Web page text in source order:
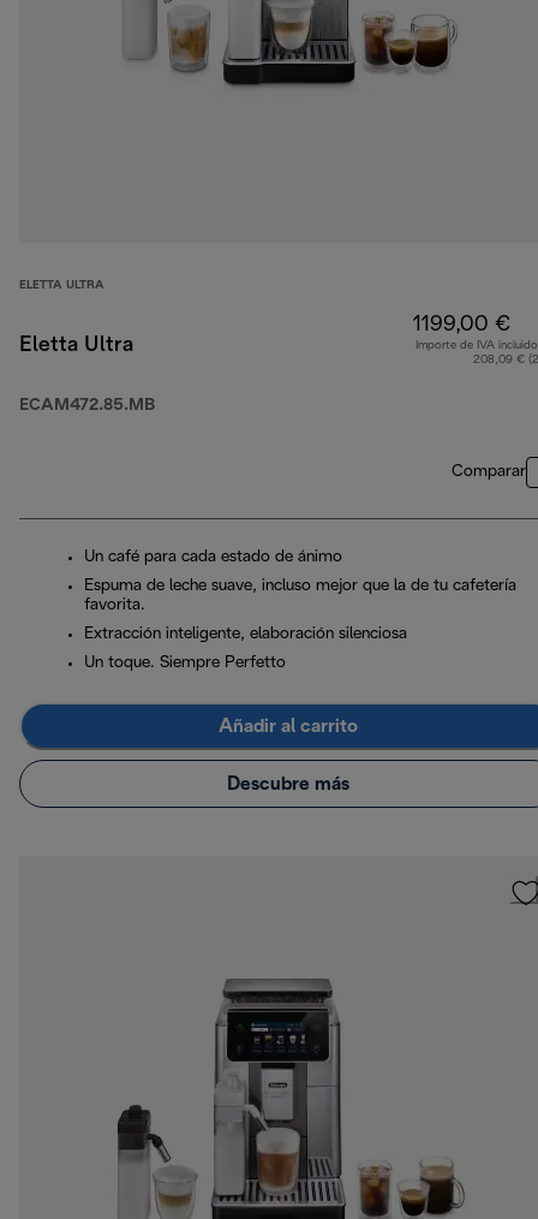
ELETTA ULTRA
Eletta Ultra
ECAM472.85.MB
1199,00 €
Importe de IVA
208,09 €
Comparar
Un café para cada estado de ánimo
Espuma de leche suave, incluso mejor que la de tu cafetería
favorita.
Extracción inteligente, elaboración silenciosa
Un toque. Siempre Perfetto
Añadir al carrito
Descubre más